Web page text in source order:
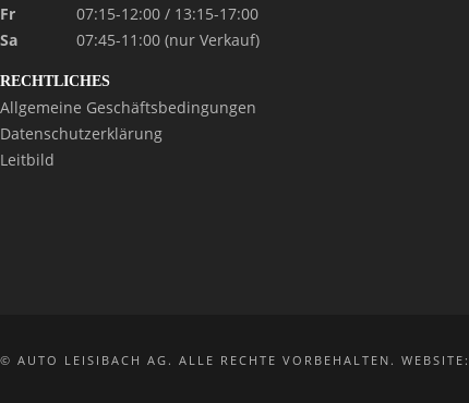
Fr
07:15-12:00 / 13:15-17:00
Sa
07:45-11:00 (nur Verkauf)
RECHTLICHES
Allgemeine Geschäftsbedingungen
Datenschutzerklärung
Leitbild
© AUTO LEISIBACH AG. ALLE RECHTE VORBEHALTEN. WEBSITE: